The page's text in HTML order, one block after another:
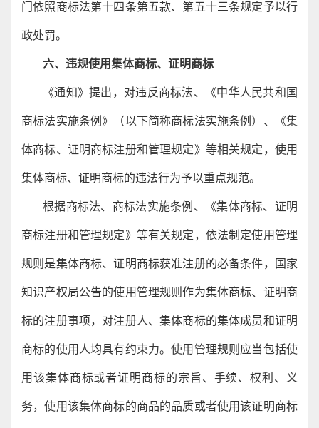
门依照商标法第十四条第五款、第五十三条规定予以行
政处罚。
六、违规使用集体商标、证明商标
《通知》提出，对违反商标法、《中华人民共和国
商标法实施条例》（以下简称商标法实施条例）、《集
体商标、证明商标注册和管理规定》等相关规定，使用
集体商标、证明商标的违法行为予以重点规范。
根据商标法、商标法实施条例、《集体商标、证明
商标注册和管理规定》等有关规定，依法制定使用管理
规则是集体商标、证明商标获准注册的必备条件，国家
知识产权局公告的使用管理规则作为集体商标、证明商
标的注册事项，对注册人、集体商标的集体成员和证明
商标的使用人均具有约束力。使用管理规则应当包括使
用该集体商标或者证明商标的宗旨、手续、权利、义
务，使用该集体商标的商品的品质或者使用该证明商标